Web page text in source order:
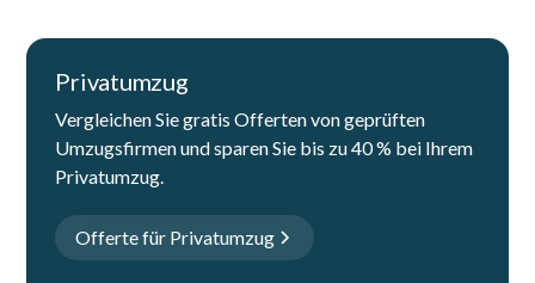
Privatumzug
Vergleichen Sie gratis Offerten von geprüften
Umzugsfirmen und sparen Sie bis zu 40 % bei Ihrem
Privatumzug.
Offerte für Privatumzug